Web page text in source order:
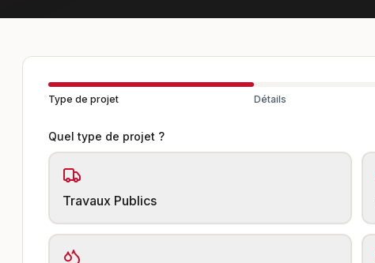
Type de projet Détails
Quel type de projet ?
Travaux Publics